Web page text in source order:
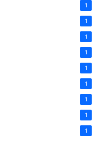
1
1
1
1
1
1
1
1
1